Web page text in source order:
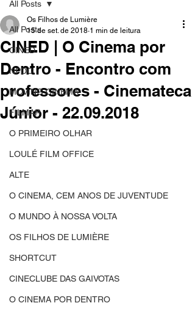
All Posts
CINED
NPDC
MOVING CINEMA
FILMAR
O PRIMEIRO OLHAR
LOULÉ FILM OFFICE
ALTE
O CINEMA, CEM ANOS DE JUVENTUDE
O MUNDO À NOSSA VOLTA
OS FILHOS DE LUMIÈRE
SHORTCUT
CINECLUBE DAS GAIVOTAS
O CINEMA POR DENTRO
All Posts
CINED | O Cinema por
Dentro - Encontro com
professores - Cinemateca
Júnior - 22.09.2018
Os Filhos de Lumière
15 de set. de 2018 1 min de leitura